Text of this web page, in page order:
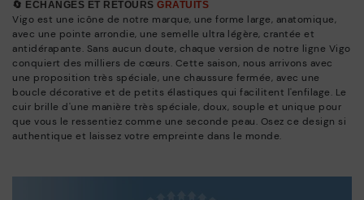
🔄 ÉCHANGES ET RETOURS GRATUITS
Vigo est une icône de notre marque, une forme large, anatomique,
avec une pointe arrondie, une semelle ultra légère, crantée et
antidérapante. Sans aucun doute, chaque version de notre ligne Vigo
conquiert des milliers de cœurs. Cette saison, nous arrivons avec
une proposition très spéciale, une chaussure fermée, avec une
boucle décorative et de petits élastiques qui facilitent l'enfilage. Le
cuir brille d'une manière très spéciale, doux, souple et unique pour
que vous le ressentiez comme une seconde peau. Osez ce design si
authentique et laissez votre empreinte dans le monde.